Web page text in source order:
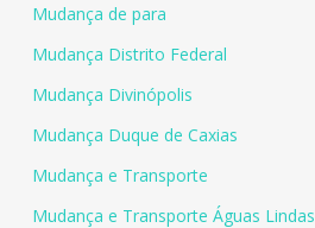
Mudança de para
Mudança Distrito Federal
Mudança Divinópolis
Mudança Duque de Caxias
Mudança e Transporte
Mudança e Transporte Águas Lindas